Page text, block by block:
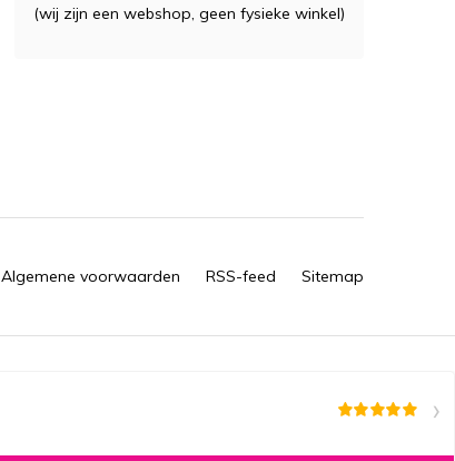
(wij zijn een webshop, geen fysieke winkel)
Algemene voorwaarden RSS-feed Sitemap